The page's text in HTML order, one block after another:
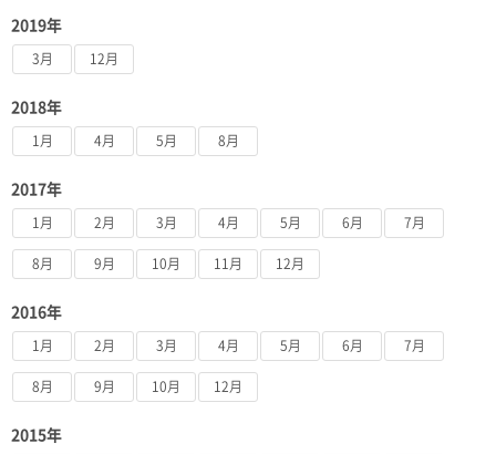
2019年
3月 12月
2018年
1月 4月 5月 8月
2017年
1月 2月 3月 4月 5月 6月 7月
8月 9月 10月 11月 12月
2016年
1月 2月 3月 4月 5月 6月 7月
8月 9月 10月 12月
2015年